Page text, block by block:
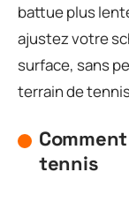
battue plus
ajustez votre
surface, sans
terrain de
tennis